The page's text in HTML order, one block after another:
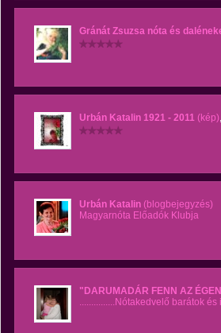
Gránát Zsuzsa nóta és
Urbán Katalin 1921 - 2011 (kép),
Urbán Katalin (blogbejegyzés)
Magyarnóta Előadók Klubja
"DARUMADÁR FENN AZ
...............Nótakedvelő barátok és